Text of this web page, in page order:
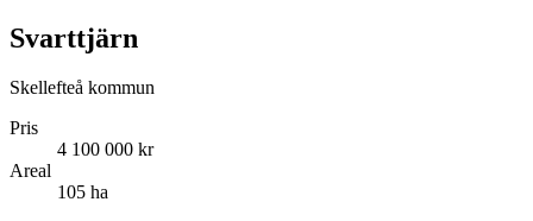
Svarttjärn
Skellefteå kommun
Pris
4 100 000 kr
Areal
105 ha